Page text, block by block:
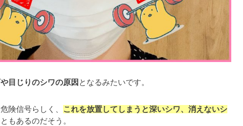
目じりのシワの原因 となるみたいです。
険信号らしく、
これを放置してしまうと深いシワ、消えないシ
もあるのだそう。